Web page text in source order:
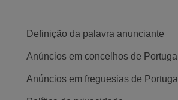
Definição da palavra anunciante
Anúncios em concelhos de Portugal
Anúncios em freguesias de Portugal